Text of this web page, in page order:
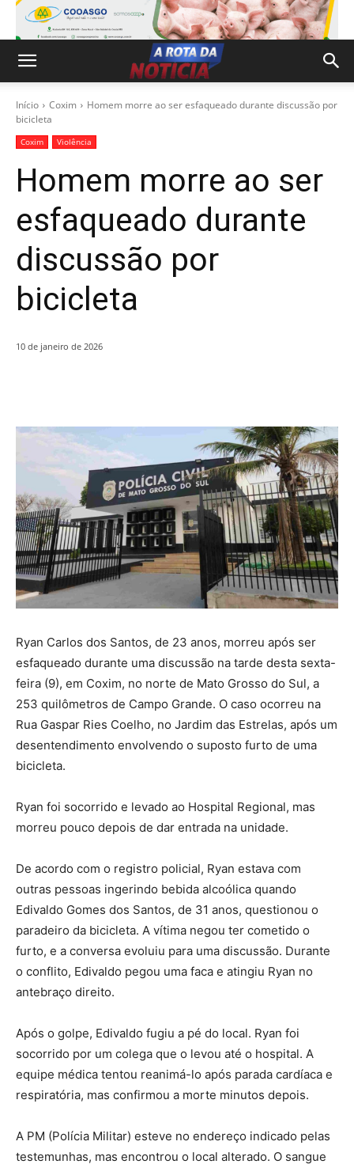
Início Coxim
Homem morre ao ser esfaqueado durante discussão por
bicicleta
Coxim Violência
Homem morre ao ser
esfaqueado durante
discussão por
bicicleta
10 de janeiro de 2026
Ryan Carlos dos Santos, de 23 anos, morreu após ser
esfaqueado durante uma discussão na tarde desta sexta-
feira (9), em Coxim, no norte de Mato Grosso do Sul, a
253 quilômetros de Campo Grande. O caso ocorreu na
Rua Gaspar Ries Coelho, no Jardim das Estrelas, após um
desentendimento envolvendo o suposto furto de uma
bicicleta.
Ryan foi socorrido e levado ao Hospital Regional, mas
morreu pouco depois de dar entrada na unidade.
De acordo com o registro policial, Ryan estava com
outras pessoas ingerindo bebida alcoólica quando
Edivaldo Gomes dos Santos, de 31 anos, questionou o
paradeiro da bicicleta. A vítima negou ter cometido o
furto, e a conversa evoluiu para uma discussão. Durante
o conflito, Edivaldo pegou uma faca e atingiu Ryan no
antebraço direito.
Após o golpe, Edivaldo fugiu a pé do local. Ryan foi
socorrido por um colega que o levou até o hospital. A
equipe médica tentou reanimá-lo após parada cardíaca e
respiratória, mas confirmou a morte minutos depois.
A PM (Polícia Militar) esteve no endereço indicado pelas
testemunhas, mas encontrou o local alterado. O sangue